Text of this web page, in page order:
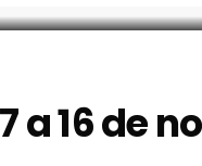
a 16 de